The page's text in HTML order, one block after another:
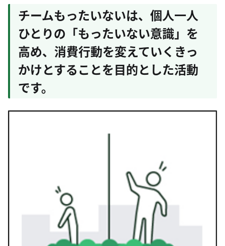
チームもったいないは、個人一人
ひとりの「もったいない意識」を
高め、消費行動を変えていくきっ
かけとすることを目的とした活動
です。